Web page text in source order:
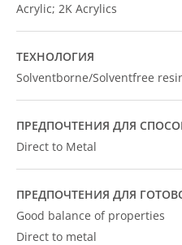
Acrylic; 2K Acrylics
ТЕХНОЛОГИЯ
Solventborne/Solventfree
ПРЕДПОЧТЕНИЯ ДЛЯ
Direct to Metal
ПРЕДПОЧТЕНИЯ ДЛЯ
Good balance of properties
Direct to metal